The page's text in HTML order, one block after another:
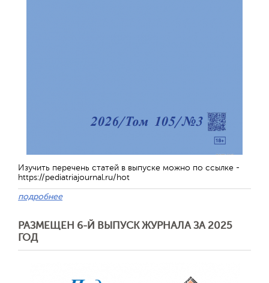
Изучить перечень статей в выпуске можно по ссылке -
https://pediatriajournal.ru/hot
подробнее
РАЗМЕЩЕН 6-Й ВЫПУСК ЖУРНАЛА ЗА 2025
ГОД
Обратная